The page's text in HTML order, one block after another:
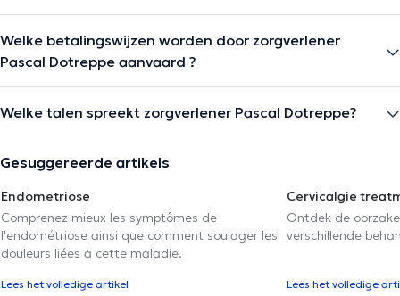
Welke betalingswijzen worden door zorgverlener
Pascal Dotreppe aanvaard ?
Welke talen spreekt zorgverlener Pascal Dotreppe?
Gesuggereerde artikels
Endometriose
Comprenez mieux les symptômes de
l'endométriose ainsi que comment soulager les
douleurs liées à cette maladie.
Lees het volledige artikel
Cervicalgie
Ontdek de
verschillende
Lees het volledige